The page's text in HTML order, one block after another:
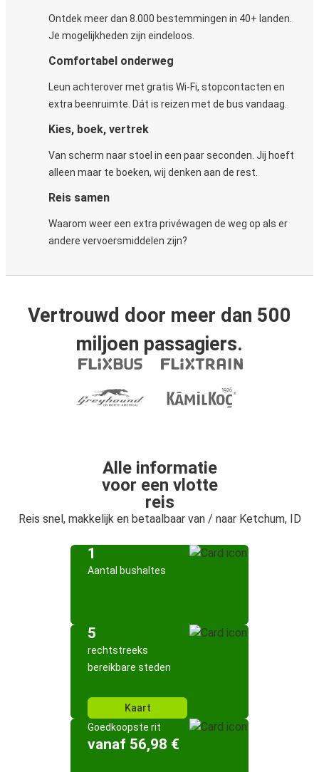
Ontdek meer dan 8.000 bestemmingen in 40+ landen.
Je mogelijkheden zijn eindeloos.
Comfortabel onderweg
Leun achterover met gratis Wi-Fi, stopcontacten en
extra beenruimte. Dát is reizen met de bus vandaag.
Kies, boek, vertrek
Van scherm naar stoel in een paar seconden. Jij hoeft
alleen maar te boeken, wij denken aan de rest.
Reis samen
Waarom weer een extra privéwagen de weg op als er
andere vervoersmiddelen zijn?
Vertrouwd door meer dan 500
miljoen passagiers.
Alle informatie
voor een vlotte
reis
Reis snel, makkelijk en betaalbaar van / naar Ketchum, ID
1
Aantal bushaltes
5
rechtstreeks
bereikbare steden
Kaart
Goedkoopste rit
vanaf 56,98 €